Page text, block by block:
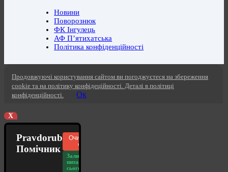
Новини
Поворознюк
ФК Інгулець
АФ П’ятихатська
Політика конфіденційності
Продовжуючі користування сайтом ви погоджуєтеся на збереження
cookie та на політику конфідеційності. Деталі в політиці
конфіденційності.
Ок
X
Pravdorub
Помічник
Очистити
чат
Залишилось
питань
сьогодні: 20